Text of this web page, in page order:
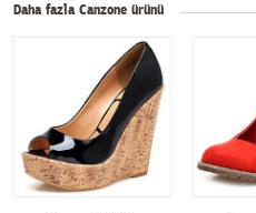
Daha fazla Canzone ürünü